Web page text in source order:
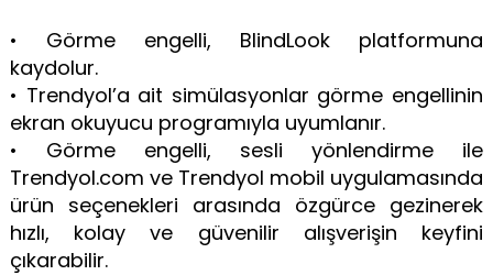
• Görme engelli, BlindLook platformuna
kaydolur.
• Trendyol’a ait simülasyonlar görme engellinin
ekran okuyucu programıyla uyumlanır.
• Görme engelli, sesli yönlendirme ile
Trendyol.com ve Trendyol mobil uygulamasında
ürün seçenekleri arasında özgürce gezinerek
hızlı, kolay ve güvenilir alışverişin keyfini
çıkarabilir.